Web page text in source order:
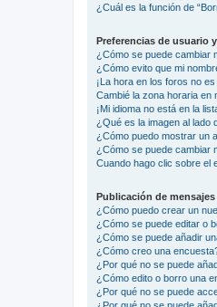
¿Cuál es la función de
Preferencias de usuario
¿Cómo se puede cambiar
¿Cómo evito que mi
¡La hora en los foros no
Cambié la zona horaria en
¡Mi idioma no está en la
¿Qué es la imagen al lado
¿Cómo puedo mostrar un
¿Cómo se puede cambiar
Cuando hago clic sobre el
Publicación de mensajes
¿Cómo puedo crear un
¿Cómo se puede editar o
¿Cómo se puede añadir
¿Cómo creo una
¿Por qué no se puede
¿Cómo edito o borro una
¿Por qué no se puede